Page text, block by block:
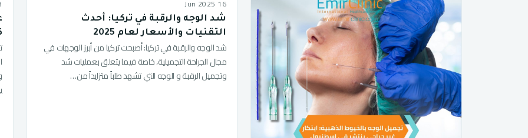
16 Jun 2025
شد الوجه والرقبة في تركيا: أحدث
التقنيات والأسعار لعام 2025
شد الوجه والرقبة في تركيا: أصبحت تركيا من أبرز الوجهات في
مجال الجراحة التجميلية، خاصة فيما يتعلق بعمليات شد
وتجميل الرقبة و الوجه التي تشهد طلباً متزايداً من…